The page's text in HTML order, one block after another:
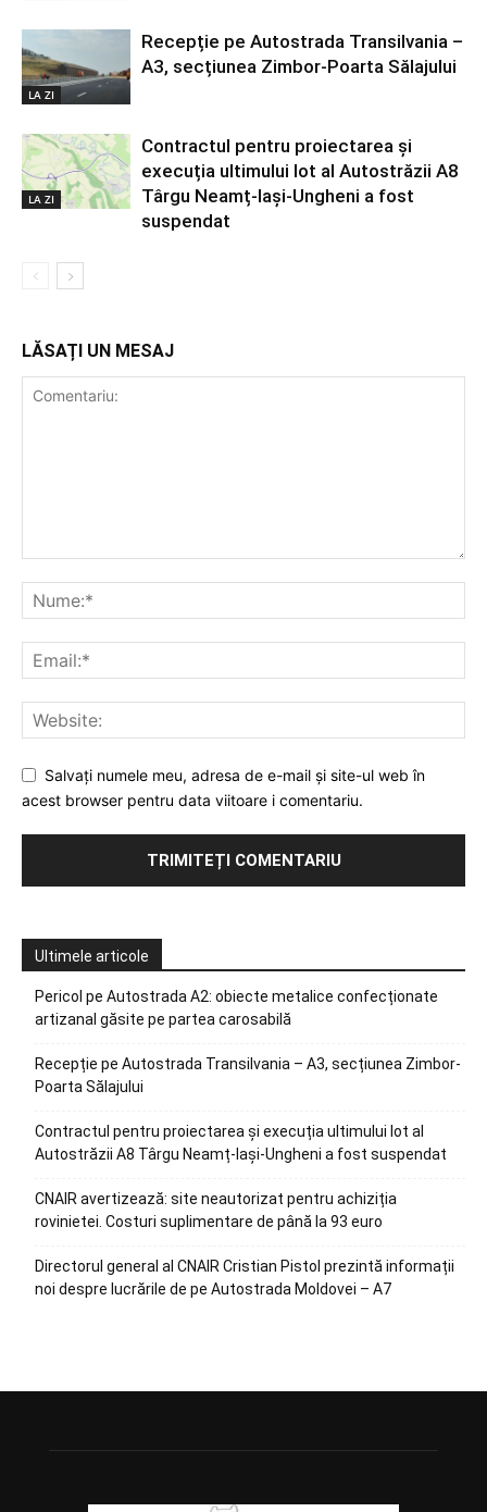
LA ZI
Recepție pe Autostrada Transilvania –
A3, secțiunea Zimbor-Poarta Sălajului
LA ZI
Contractul pentru proiectarea și
execuția ultimului lot al Autostrăzii A8
Târgu Neamț-Iași-Ungheni a fost
suspendat
LĂSAȚI UN MESAJ
Salvați numele meu, adresa de e-mail și site-ul web în
acest browser pentru data viitoare i comentariu.
Ultimele articole
Pericol pe Autostrada A2: obiecte metalice confecționate
artizanal găsite pe partea carosabilă
Recepție pe Autostrada Transilvania – A3, secțiunea Zimbor-
Poarta Sălajului
Contractul pentru proiectarea și execuția ultimului lot al
Autostrăzii A8 Târgu Neamț-Iași-Ungheni a fost suspendat
CNAIR avertizează: site neautorizat pentru achiziția
rovinietei. Costuri suplimentare de până la 93 euro
Directorul general al CNAIR Cristian Pistol prezintă informații
noi despre lucrările de pe Autostrada Moldovei – A7